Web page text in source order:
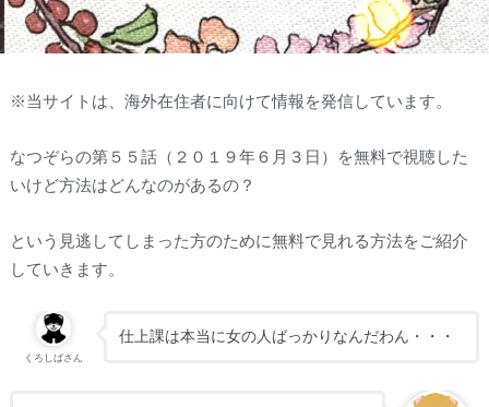
※当サイトは、海外在住者に向けて情報を発信しています。
なつぞらの第５５話（２０１９年６月３日）を無料で視聴した
いけど方法はどんなのがあるの？
という見逃してしまった方のために無料で見れる方法をご紹介
していきます。
くろしばさん
仕上課は本当に女の人ばっかりなんだわん・・・